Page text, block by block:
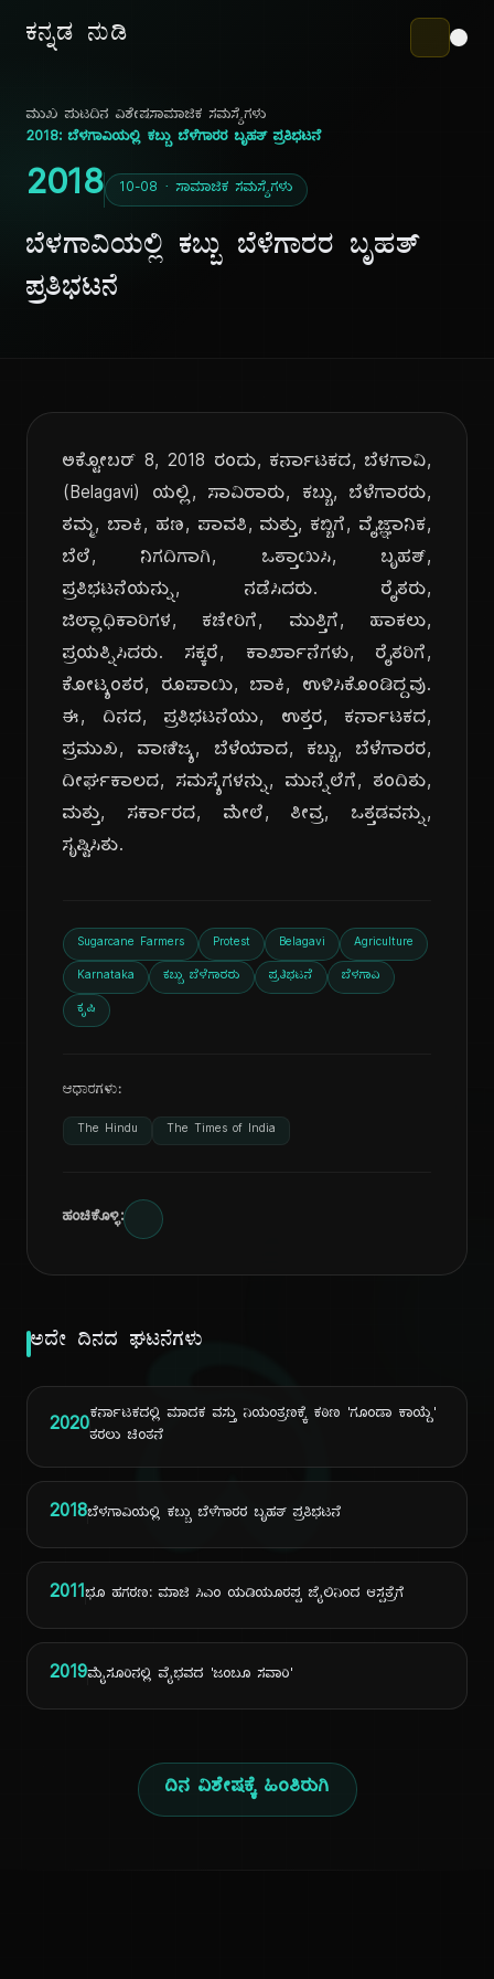
ಕನ್ನಡ ನುಡಿ
ದಿ
ಮುಖ ಪುಟದಿನ ವಿಶೇಷಸಾಮಾಜಿಕ ಸಮಸ್ಯೆಗಳು
2018: ಬೆಳಗಾವಿಯಲ್ಲಿ ಕಬ್ಬು ಬೆಳೆಗಾರರ ಬೃಹತ್ ಪ್ರತಿಭಟನೆ
2018 10-08 · ಸಾಮಾಜಿಕ ಸಮಸ್ಯೆಗಳು
ಬೆಳಗಾವಿಯಲ್ಲಿ ಕಬ್ಬು ಬೆಳೆಗಾರರ ಬೃಹತ್
ಪ್ರತಿಭಟನೆ
ಅಕ್ಟೋಬರ್ 8, 2018 ರಂದು, ಕರ್ನಾಟಕದ, ಬೆಳಗಾವಿ,
(Belagavi) ಯಲ್ಲಿ, ಸಾವಿರಾರು, ಕಬ್ಬು, ಬೆಳೆಗಾರರು,
ತಮ್ಮ, ಬಾಕಿ, ಹಣ, ಪಾವತಿ, ಮತ್ತು, ಕಬ್ಬಿಗೆ, ವೈಜ್ಞಾನಿಕ,
ಬೆಲೆ, ನಿಗದಿಗಾಗಿ, ಒತ್ತಾಯಿಸಿ, ಬೃಹತ್,
ಪ್ರತಿಭಟನೆಯನ್ನು, ನಡೆಸಿದರು. ರೈತರು,
ಜಿಲ್ಲಾಧಿಕಾರಿಗಳ, ಕಚೇರಿಗೆ, ಮುತ್ತಿಗೆ, ಹಾಕಲು,
ಪ್ರಯತ್ನಿಸಿದರು. ಸಕ್ಕರೆ, ಕಾರ್ಖಾನೆಗಳು, ರೈತರಿಗೆ,
ಕೋಟ್ಯಂತರ, ರೂಪಾಯಿ, ಬಾಕಿ, ಉಳಿಸಿಕೊಂಡಿದ್ದವು.
ಈ, ದಿನದ, ಪ್ರತಿಭಟನೆಯು, ಉತ್ತರ, ಕರ್ನಾಟಕದ,
ಪ್ರಮುಖ, ವಾಣಿಜ್ಯ, ಬೆಳೆಯಾದ, ಕಬ್ಬು, ಬೆಳೆಗಾರರ,
ದೀರ್ಘಕಾಲದ, ಸಮಸ್ಯೆಗಳನ್ನು, ಮುನ್ನೆಲೆಗೆ, ತಂದಿತು,
ಮತ್ತು, ಸರ್ಕಾರದ, ಮೇಲೆ, ತೀವ್ರ, ಒತ್ತಡವನ್ನು,
ಸೃಷ್ಟಿಸಿತು.
Sugarcane Farmers Protest Belagavi Agriculture
Karnataka ಕಬ್ಬು ಬೆಳೆಗಾರರು ಪ್ರತಿಭಟನೆ ಬೆಳಗಾವಿ
ಕೃಷಿ
ಆಧಾರಗಳು:
The Hindu The Times of India
ಹಂಚಿಕೊಳ್ಳಿ:
ಅದೇ ದಿನದ ಘಟನೆಗಳು
2020ಕರ್ನಾಟಕದಲ್ಲಿ ಮಾದಕ ವಸ್ತು ನಿಯಂತ್ರಣಕ್ಕೆ ಕಠಿಣ 'ಗೂಂಡಾ ಕಾಯ್ದೆ'
ತರಲು ಚಿಂತನೆ
2018ಬೆಳಗಾವಿಯಲ್ಲಿ ಕಬ್ಬು ಬೆಳೆಗಾರರ ಬೃಹತ್ ಪ್ರತಿಭಟನೆ
2011ಭೂ ಹಗರಣ: ಮಾಜಿ ಸಿಎಂ ಯಡಿಯೂರಪ್ಪ ಜೈಲಿನಿಂದ ಆಸ್ಪತ್ರೆಗೆ
2019ಮೈಸೂರಿನಲ್ಲಿ ವೈಭವದ 'ಜಂಬೂ ಸವಾರಿ'
ದಿನ ವಿಶೇಷಕ್ಕೆ ಹಿಂತಿರುಗಿ